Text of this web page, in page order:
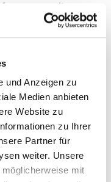
und Anzeigen zu
Medien anbieten
Website zu
zu Ihrer
Partner für
weiter. Unsere
mit
beim Aufbau
zu textilen
zu textilen
umfassend abbilden.
erste
der neuen US-
bereits berichtet
Klarheit gibt es
Fragen bleiben
t+m hat mit
von Euratex